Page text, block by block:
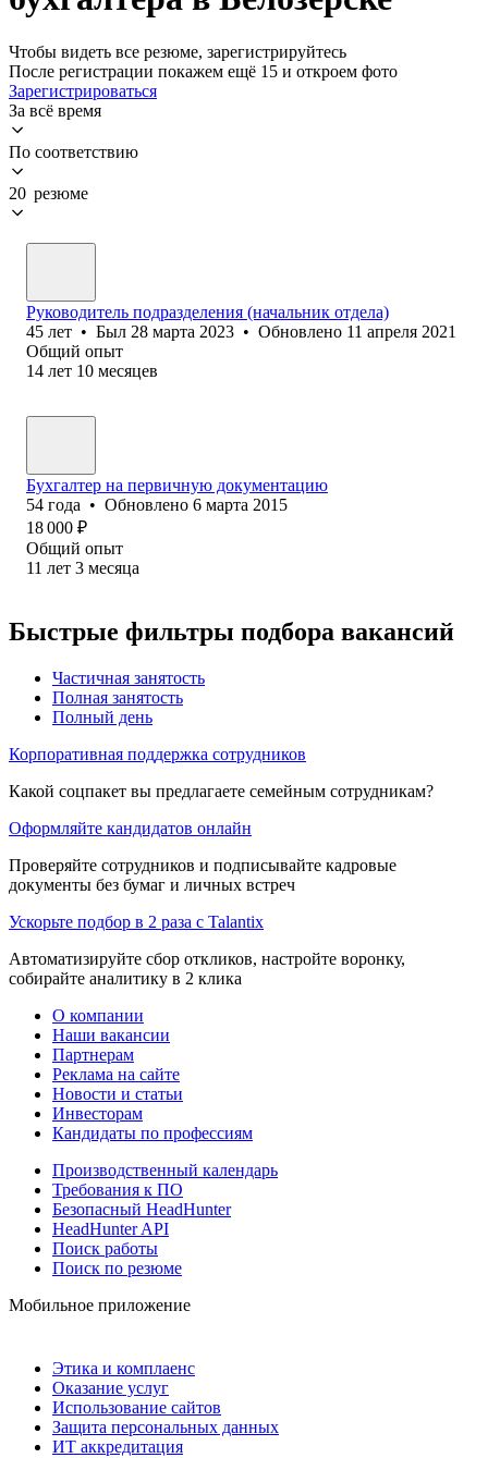
Чтобы видеть все резюме, зарегистрируйтесь
После регистрации покажем ещё 15 и откроем фото
Зарегистрироваться
За всё время
По соответствию
20 резюме
Руководитель подразделения (начальник отдела)
45 лет • Был 28 марта 2023 • Обновлено 11 апреля 2021
Общий опыт
14 лет 10 месяцев
Бухгалтер на первичную документацию
54 года • Обновлено 6 марта 2015
18 000 ₽
Общий опыт
11 лет 3 месяца
Быстрые фильтры подбора вакансий
Частичная занятость
Полная занятость
Полный день
Корпоративная поддержка сотрудников
Какой соцпакет вы предлагаете семейным сотрудникам?
Оформляйте кандидатов онлайн
Проверяйте сотрудников и подписывайте кадровые
документы без бумаг и личных встреч
Ускорьте подбор в 2 раза с Talantix
Автоматизируйте сбор откликов, настройте воронку,
собирайте аналитику в 2 клика
О компании
Наши вакансии
Партнерам
Реклама на сайте
Новости и статьи
Инвесторам
Кандидаты по профессиям
Производственный календарь
Требования к ПО
Безопасный HeadHunter
HeadHunter API
Поиск работы
Поиск по резюме
Мобильное приложение
Этика и комплаенс
Оказание услуг
Использование сайтов
Защита персональных данных
ИТ аккредитация